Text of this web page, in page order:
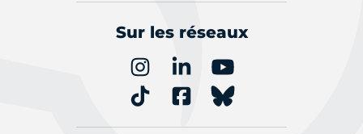
Sur les réseaux